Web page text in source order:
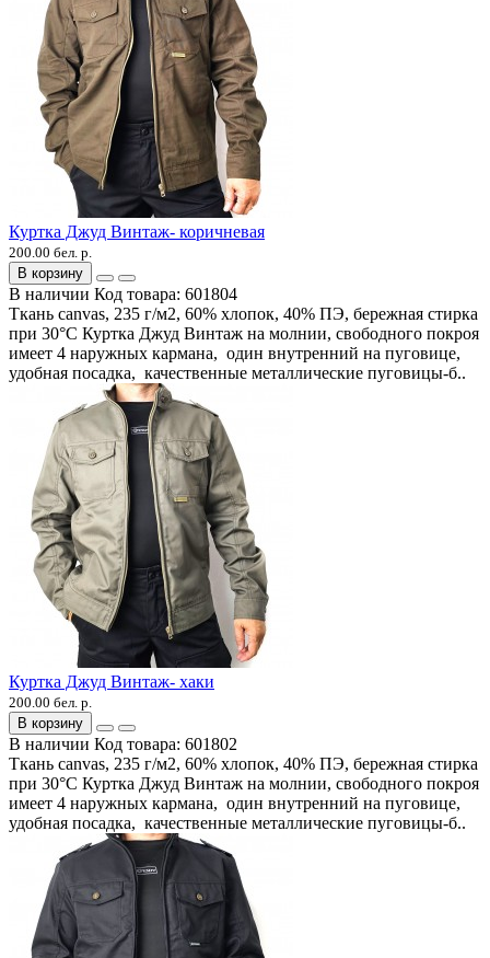
Куртка Джуд Винтаж- коричневая
200.00 бел. р.
В корзину
В наличии Код товара: 601804
Ткань canvas, 235 г/м2, 60% хлопок, 40% ПЭ, бережная стирка
при 30°C Куртка Джуд Винтаж на молнии, свободного покроя
имеет 4 наружных кармана, один внутренний на пуговице,
удобная посадка, качественные металлические пуговицы-б..
Куртка Джуд Винтаж- хаки
200.00 бел. р.
В корзину
В наличии Код товара: 601802
Ткань canvas, 235 г/м2, 60% хлопок, 40% ПЭ, бережная стирка
при 30°C Куртка Джуд Винтаж на молнии, свободного покроя
имеет 4 наружных кармана, один внутренний на пуговице,
удобная посадка, качественные металлические пуговицы-б..